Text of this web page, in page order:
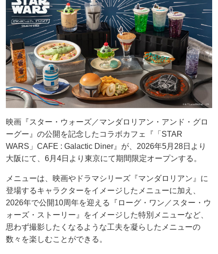
映画『スター・ウォーズ／マンダロリアン・アンド・グロ
ーグー』の公開を記念したコラボカフェ『「STAR
WARS」CAFE : Galactic Diner』が、2026年5月28日より
大阪にて、6月4日より東京にて期間限定オープンする。
メニューは、映画やドラマシリーズ『マンダロリアン』に
登場するキャラクターをイメージしたメニューに加え、
2026年で公開10周年を迎える『ローグ・ワン／スター・ウ
ォーズ・ストーリー』をイメージした特別メニューなど、
思わず撮影したくなるような工夫を凝らしたメニューの
数々を楽しむことができる。